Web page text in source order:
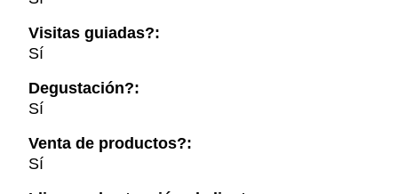
Visitas guiadas?:
Sí
Degustación?:
Sí
Venta de productos?:
Sí